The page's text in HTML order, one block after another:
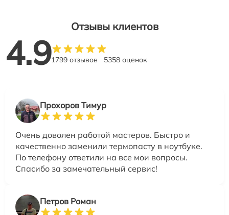
Отзывы клиентов
4.91799 отзывов 5358 оценок
Прохоров Тимур
Очень доволен работой мастеров. Быстро и
качественно заменили термопасту в ноутбуке.
По телефону ответили на все мои вопросы.
Спасибо за замечательный сервис!
Петров Роман